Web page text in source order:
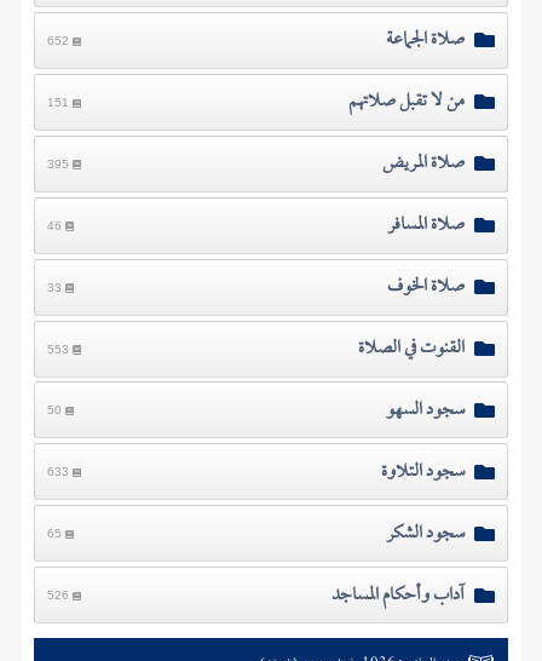
صلاة الجماعة 652
من لا تقبل صلاتهم 151
صلاة المريض 395
صلاة المسافر 46
صلاة الخوف 33
القنوت في الصلاة 553
سجود السهو 50
سجود التلاوة 633
سجود الشكر 65
آداب وأحكام المساجد 526